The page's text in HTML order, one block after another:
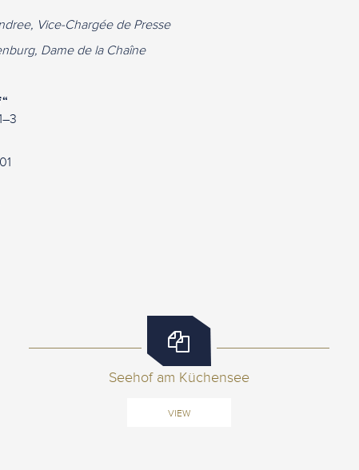
Vice-Chargée de Presse
Dame de la Chaîne
Seehof am Küchensee
VIEW